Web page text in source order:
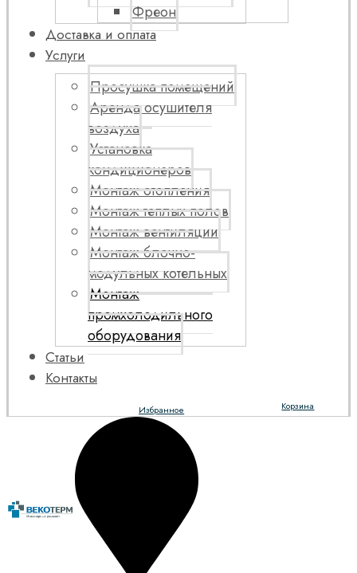
Фреон
Доставка и оплата
Услуги
Просушка помещений
Аренда осушителя
воздуха
Установка
кондиционеров
Монтаж отопления
Монтаж теплых полов
Монтаж вентиляции
Монтаж блочно-
модульных котельных
Монтаж
промхолодильного
оборудования
Статьи
Контакты
Корзина
Избранное